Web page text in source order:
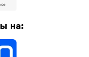
на: